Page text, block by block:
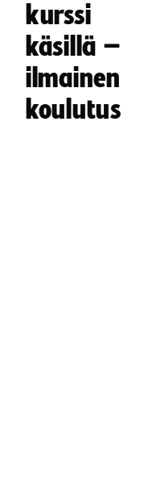
kurssi
käsillä –
ilmainen
koulutus